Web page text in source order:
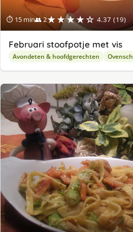
⏱ 15 min👥 2★★★★☆ 4.37 (19)
Februari stoofpotje met vis
Avondeten & hoofdgerechten